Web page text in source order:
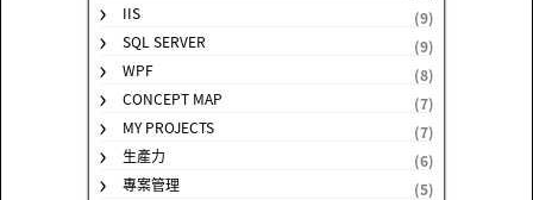
IIS
(9)
SQL SERVER
(9)
WPF
(8)
CONCEPT MAP
(7)
MY PROJECTS
(7)
生產力
(6)
專案管理
(5)